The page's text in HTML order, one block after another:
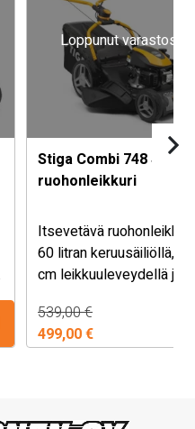
Loppunut varastosta
Stiga Combi 748 S
ruohonleikkuri
Itsevetävä ruohonleikkuri
60 litran keruusäiliöllä, 46
cm leikkuuleveydellä ja
leikkuumenetelmällä:
keräys, silppuava
539,00€
Alkuperäinen
hinta
oli:
499,00€
Nykyinen
hinta
on: